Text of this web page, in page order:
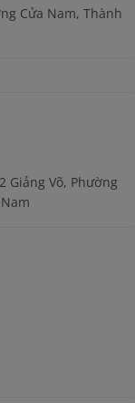
Cửa Nam, Thành
Giảng Võ, Phường